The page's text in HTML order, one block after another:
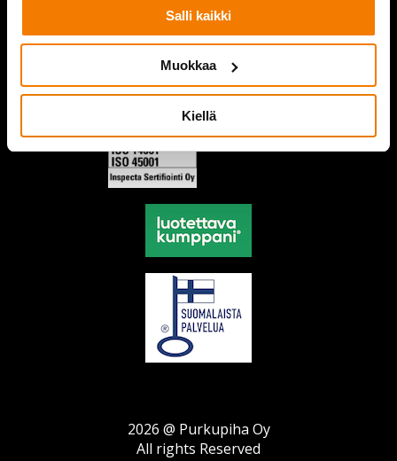
Salli kaikki
Muokkaa
Kiellä
2026 @ Purkupiha Oy
All rights Reserved